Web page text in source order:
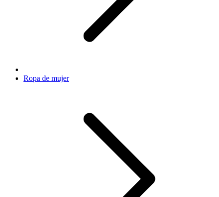
Ropa de mujer